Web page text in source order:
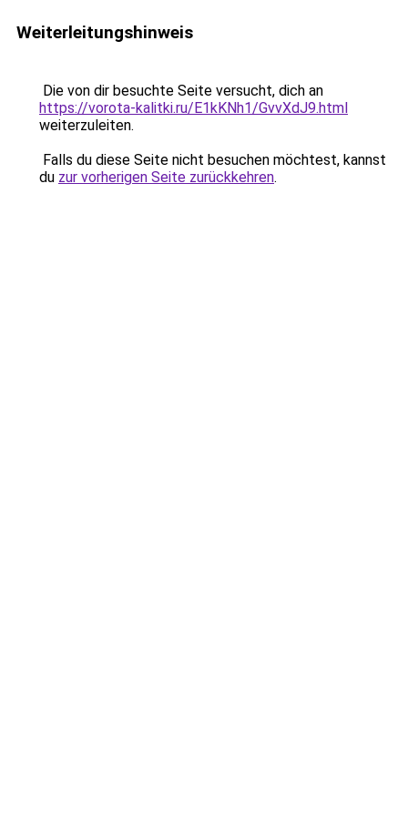
Weiterleitungshinweis
Die von dir besuchte Seite versucht, dich an
https://vorota-kalitki.ru/E1kKNh1/GvvXdJ9.html
weiterzuleiten.
Falls du diese Seite nicht besuchen möchtest, kannst
du zur vorherigen Seite zurückkehren.